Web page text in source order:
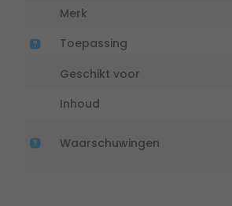
Merk
Toepassing
Geschikt voor
Inhoud
Waarschuwingen